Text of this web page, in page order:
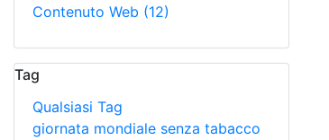
Contenuto Web (12)
Tag
Qualsiasi Tag
giornata mondiale senza tabacco